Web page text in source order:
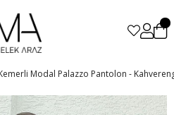
Modal Palazzo Pantolon -